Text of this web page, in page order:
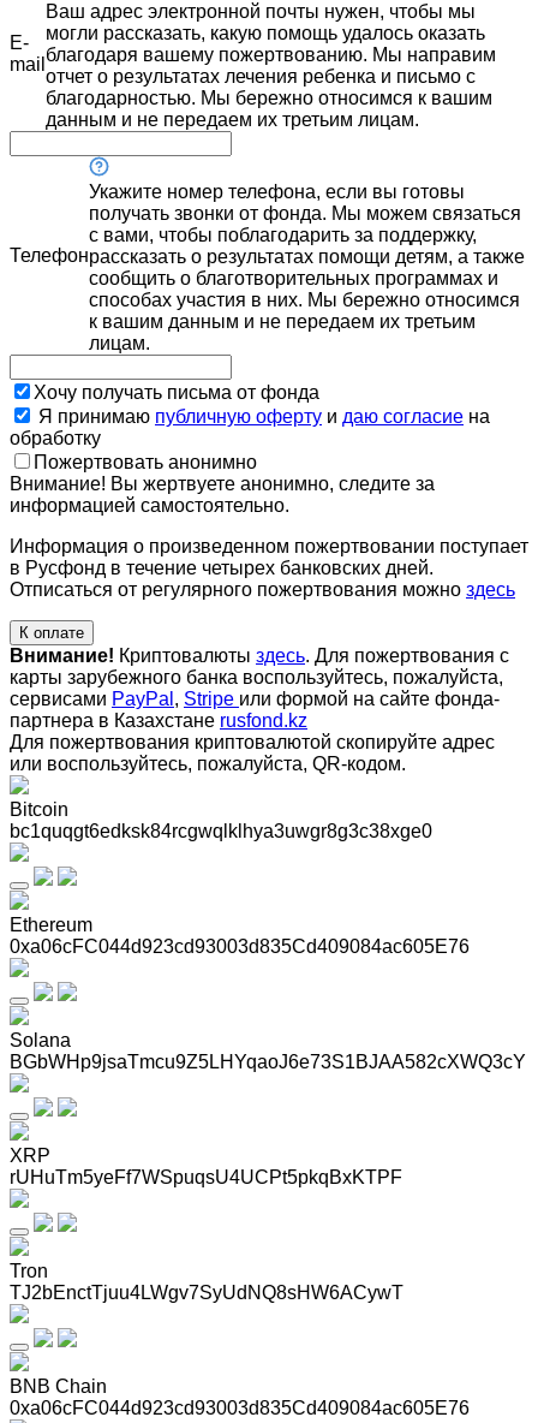
E-
mail
Ваш адрес электронной почты нужен, чтобы мы
могли рассказать, какую помощь удалось оказать
благодаря вашему пожертвованию. Мы направим
отчет о результатах лечения ребенка и письмо с
благодарностью. Мы бережно относимся к вашим
данным и не передаем их третьим лицам.
Телефон
Укажите номер телефона, если вы готовы
получать звонки от фонда. Мы можем связаться
с вами, чтобы поблагодарить за поддержку,
рассказать о результатах помощи детям, а также
сообщить о благотворительных программах и
способах участия в них. Мы бережно относимся
к вашим данным и не передаем их третьим
лицам.
Хочу получать письма от фонда
Я принимаю публичную оферту и даю согласие на
обработку
Пожертвовать анонимно
Внимание! Вы жертвуете анонимно, следите за
информацией самостоятельно.
Информация о произведенном пожертвовании поступает
в Русфонд в течение четырех банковских дней.
Отписаться от регулярного пожертвования можно здесь
К оплате
Внимание! Криптовалюты здесь. Для пожертвования с
карты зарубежного банка воспользуйтесь, пожалуйста,
сервисами PayPal , Stripe или формой на сайте фонда-
партнера в Казахстане rusfond.kz
Для пожертвования криптовалютой скопируйте адрес
или воспользуйтесь, пожалуйста, QR-кодом.
Bitcoin
bc1quqgt6edksk84rcgwqlklhya3uwgr8g3c38xge0
Ethereum
0xa06cFC044d923cd93003d835Cd409084ac605E76
Solana
BGbWHp9jsaTmcu9Z5LHYqaoJ6e73S1BJAA582cXWQ3cY
XRP
rUHuTm5yeFf7WSpuqsU4UCPt5pkqBxKTPF
Tron
TJ2bEnctTjuu4LWgv7SyUdNQ8sHW6ACywT
BNB Chain
0xa06cFC044d923cd93003d835Cd409084ac605E76